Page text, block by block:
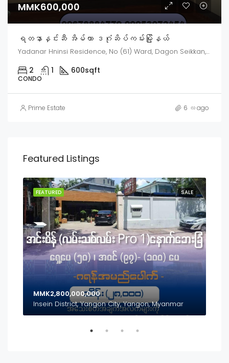
MMK600,000
ရတနာနှင်းဆီ အိမ်ယာ ဒဂုံဆိပ်ကမ်းမြို့နယ်
Yadanar Hninsi Residence, No (61) Ward, Dagon Seikkan, Dagon Myothit District, Yangon, Myanmar
2 1 600sqft
CONDO
Prime Estate 6 လ ago
Featured Listings
SALE
FEATURED
MMK2,800,000,000
Insein District, Yangon City, Yangon, Myanmar